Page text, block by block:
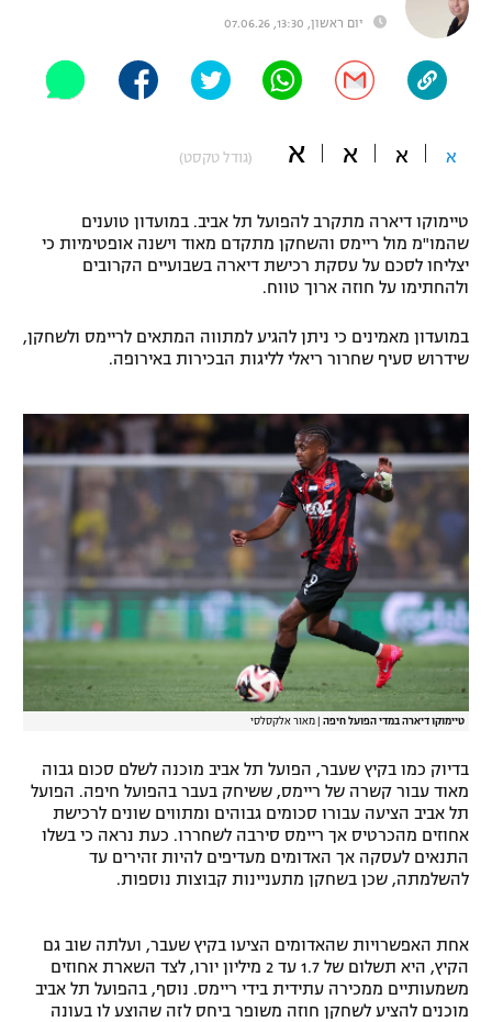
"מחצית בשכונה" – פודקאסט
משתתפים וזוכים בפרסים
תקנון משתתפים וזוכים בפרסים
תקנון עבור פעילות אלקטרה
תקנון עבור פעילות ספורט 1 – "מרלן"
גיימינג E-Sports
תנאי שימוש
תקנון פעילות ספורט 1
רשיון להקרנה פומבית לבית עסק
הצטרפות לחבילת הערוצים
לוח דרושים – ג'ובנט
תגיות
המגזין
ספורט מוטורי
כדורמים
בייסבול MLB
אומנויות לחימה
גיימינג E-Sports
יום ראשון, 13:30, 07.06.26
א א א א (גודל טקסט)
טיימוקו דיארה מתקרב להפועל תל אביב. במועדון טוענים
שהמו"מ מול ריימס והשחקן מתקדם מאוד וישנה אופטימיות כי
יצליחו לסכם על עסקת רכישת דיארה בשבועיים הקרובים
ולהחתימו על חוזה ארוך טווח.
במועדון מאמינים כי ניתן להגיע למתווה המתאים לריימס ולשחקן,
שידרוש סעיף שחרור ריאלי לליגות הבכירות באירופה.
טיימוקו דיארה במדי הפועל חיפה מאור אלקסלסי
בדיוק כמו בקיץ שעבר, הפועל תל אביב מוכנה לשלם סכום גבוה
מאוד עבור קשרה של ריימס, ששיחק בעבר בהפועל חיפה. הפועל
תל אביב הציעה עבורו סכומים גבוהים ומתווים שונים לרכישת
אחוזים מהכרטיס אך ריימס סירבה לשחררו. כעת נראה כי בשלו
התנאים לעסקה אך האדומים מעדיפים להיות זהירים עד
להשלמתה, שכן בשחקן מתעניינות קבוצות נוספות.
אחת האפשרויות שהאדומים הציעו בקיץ שעבר, ועלתה שוב גם
הקיץ, היא תשלום של 1.7 עד 2 מיליון יורו, לצד השארת אחוזים
משמעותיים ממכירה עתידית בידי ריימס. נוסף, בהפועל תל אביב
מוכנים להציע לשחקן חוזה משופר ביחס לזה שהוצע לו בעונה